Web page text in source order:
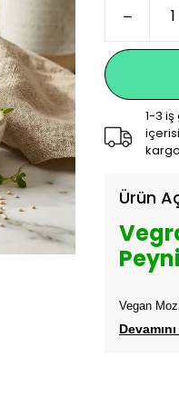
1-3 iş
Ürün
Vegan